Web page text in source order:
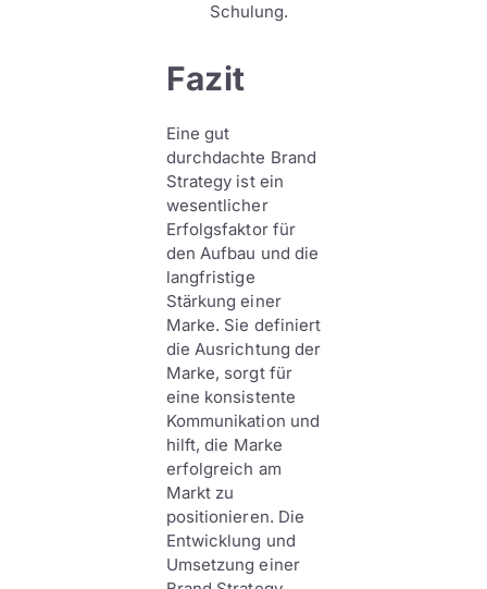
Schulung.
Fazit
Eine gut
durchdachte Brand
Strategy ist ein
wesentlicher
Erfolgsfaktor für
den Aufbau und die
langfristige
Stärkung einer
Marke. Sie definiert
die Ausrichtung der
Marke, sorgt für
eine konsistente
Kommunikation und
hilft, die Marke
erfolgreich am
Markt zu
positionieren. Die
Entwicklung und
Umsetzung einer